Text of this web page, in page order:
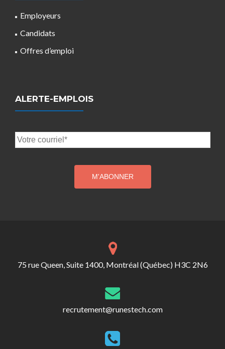
Employeurs
Candidats
Offres d’emploi
ALERTE-EMPLOIS
75 rue Queen, Suite 1400, Montréal (Québec) H3C 2N6
recrutement@runestech.com